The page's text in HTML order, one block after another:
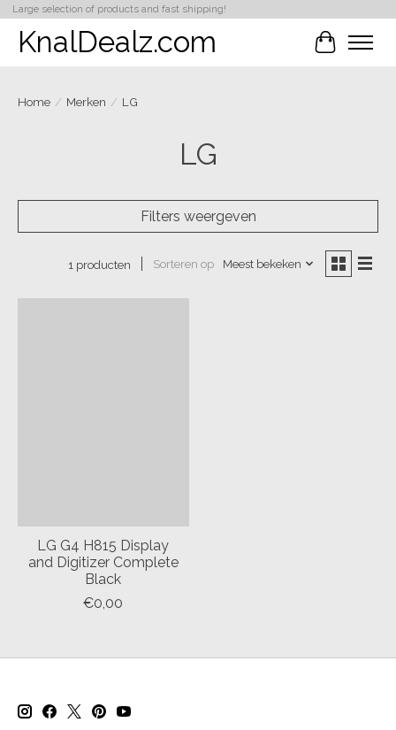
Large selection of products and fast shipping!
KnalDealz.com
Home / Merken / LG
LG
Filters weergeven
1 producten Sorteren op Meest bekeken
LG G4 H815 Display
and Digitizer Complete
Black
€0,00